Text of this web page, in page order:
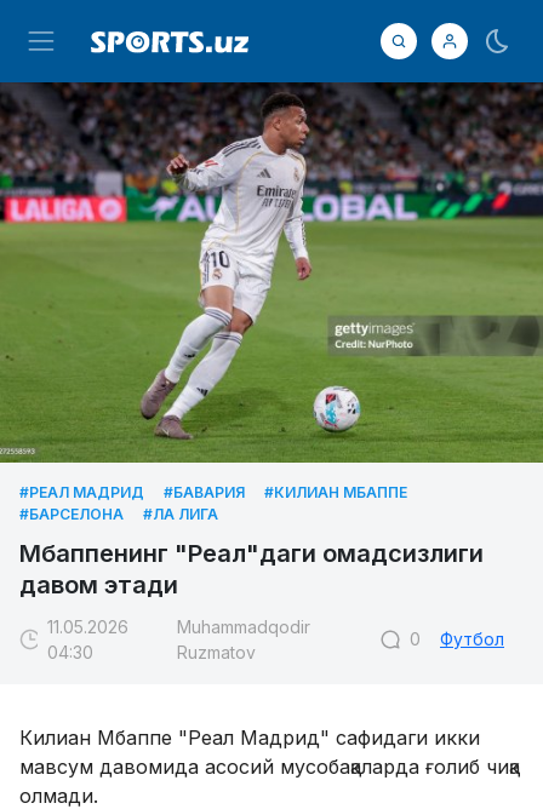
#РЕАЛ МАДРИД #БАВАРИЯ
#КИЛИАН МБАППЕ
#БАРСЕЛОНА
#ЛА ЛИГА
Мбаппенинг "Реал"даги омадсизлиги
давом этади
11.05.2026
04:30
Muhammadqodir
Ruzmatov
0 Футбол
Килиан Мбаппе "Реал Мадрид" сафидаги икки
мавсум давомида асосий мусобақаларда ғолиб чиқа
олмади.